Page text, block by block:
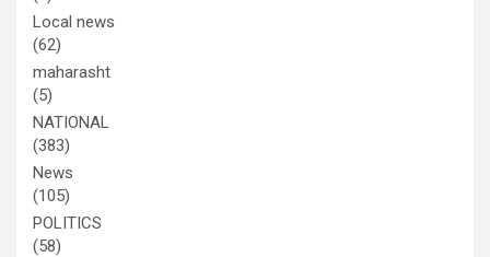
Local news
(62)
maharasht
(5)
NATIONAL
(383)
News
(105)
POLITICS
(58)